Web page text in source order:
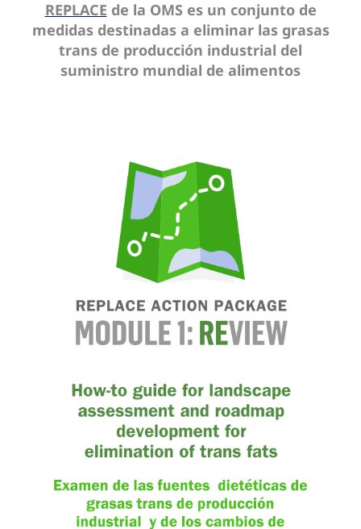
REPLACE de la OMS es un conjunto de
medidas destinadas a eliminar las grasas
trans de producción industrial del
suministro mundial de alimentos